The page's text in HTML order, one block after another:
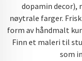
dopamin decor),
nøytrale farger.
form av håndmalt
Finn et maleri til
som